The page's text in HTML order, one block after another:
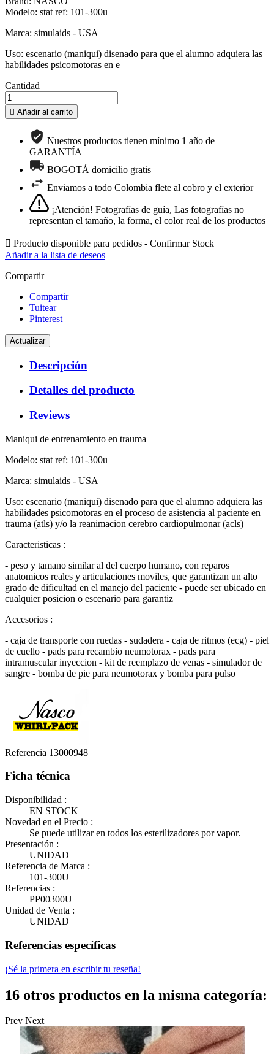
Modelo: stat ref: 101-300u
Marca: simulaids - USA
Uso: escenario (maniqui) disenado para que el alumno adquiera las
habilidades psicomotoras en e
Cantidad
 Añadir al carrito
Nuestros productos tienen mínimo 1 año de
GARANTÍA
BOGOTÁ domicilio gratis
Enviamos a todo Colombia flete al cobro y el exterior
¡Atención! Fotografías de guía, Las fotografías no
representan el tamaño, la forma, el color real de los productos
 Producto disponible para pedidos - Confirmar Stock
Añadir a la lista de deseos
Compartir
Compartir
Tuitear
Pinterest
Descripción
Detalles del producto
Reviews
Maniqui de entrenamiento en trauma
Modelo: stat ref: 101-300u
Marca: simulaids - USA
Uso: escenario (maniqui) disenado para que el alumno adquiera las
habilidades psicomotoras en el proceso de asistencia al paciente en
trauma (atls) y/o la reanimacion cerebro cardiopulmonar (acls)
Caracteristicas :
- peso y tamano similar al del cuerpo humano, con reparos
anatomicos reales y articulaciones moviles, que garantizan un alto
grado de dificultad en el manejo del paciente - puede ser ubicado en
cualquier posicion o escenario para garantiz
Accesorios :
- caja de transporte con ruedas - sudadera - caja de ritmos (ecg) - piel
de cuello - pads para recambio neumotorax - pads para
intramuscular inyeccion - kit de reemplazo de venas - simulador de
sangre - bomba de pie para neumotorax y bomba para pulso
Referencia 13000948
Ficha técnica
Disponibilidad :
EN STOCK
Novedad en el Precio :
Se puede utilizar en todos los esterilizadores por vapor.
Presentación :
UNIDAD
Referencia de Marca :
101-300U
Referencias :
PP00300U
Unidad de Venta :
UNIDAD
Referencias específicas
¡Sé la primera en escribir tu reseña!
16 otros productos en la misma categoría:
Prev Next